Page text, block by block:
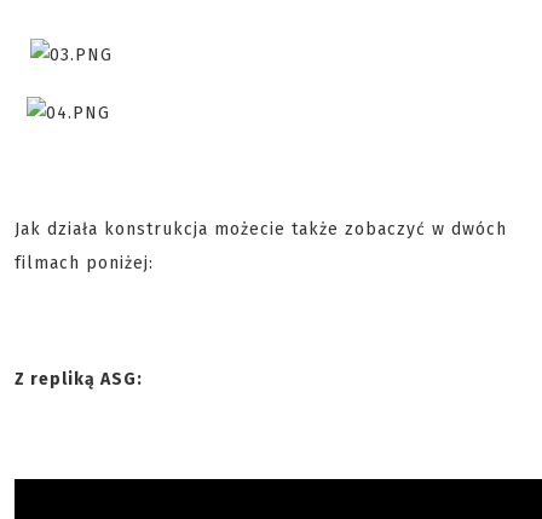
Jak działa konstrukcja możecie także zobaczyć w dwóch
filmach poniżej:
Z repliką ASG: